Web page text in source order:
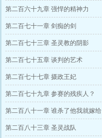
第二百六十九章 强悍的精神力
第二百七十一章 剑痴的剑
第二百七十三章 圣灵教的阴影
第二百七十五章 谈判的艺术
第二百七十七章 摄政王妃
第二百七十九章 参赛的残疾人？
第二百八十一章 谁杀了他我就嫁给
谁！
第二百八十三章 圣灵战队